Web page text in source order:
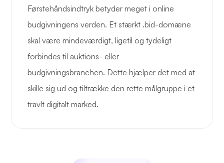
Førstehåndsindtryk betyder meget i online
budgivningens verden. Et stærkt .bid-domæne
skal være mindeværdigt, ligetil og tydeligt
forbindes til auktions- eller
budgivningsbranchen. Dette hjælper det med at
skille sig ud og tiltrække den rette målgruppe i et
travlt digitalt marked.